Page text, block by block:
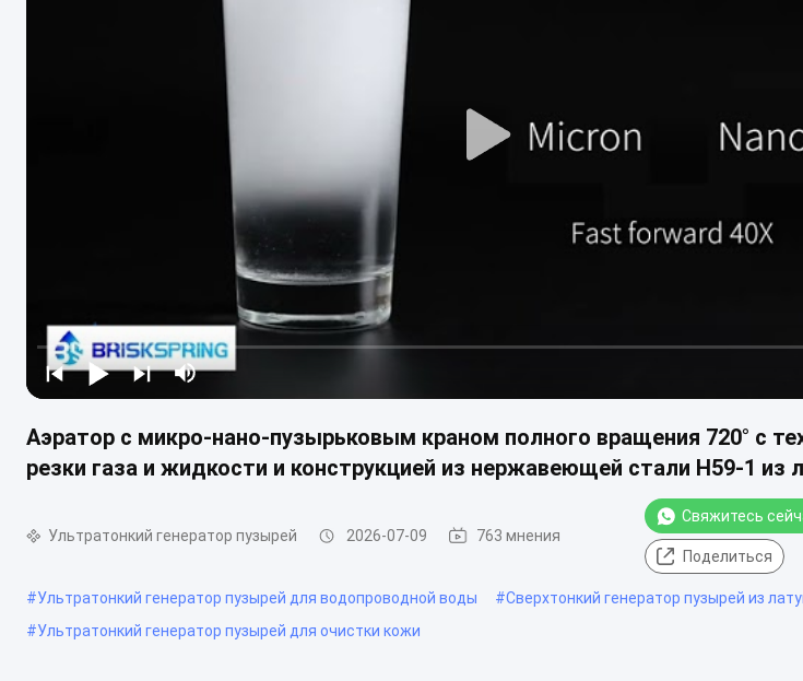
Аэратор с микро-нано-пузырьковым краном полного вращения 720° с
резки газа и жидкости и конструкцией из нержавеющей стали H59-1 из
Ультратонкий генератор пузырей 2026-07-09 763 мнения
Свяжитесь
Поделиться
#Ультратонкий генератор пузырей для водопроводной воды #Сверхтонкий генератор пузырей из
#Ультратонкий генератор пузырей для очистки кожи